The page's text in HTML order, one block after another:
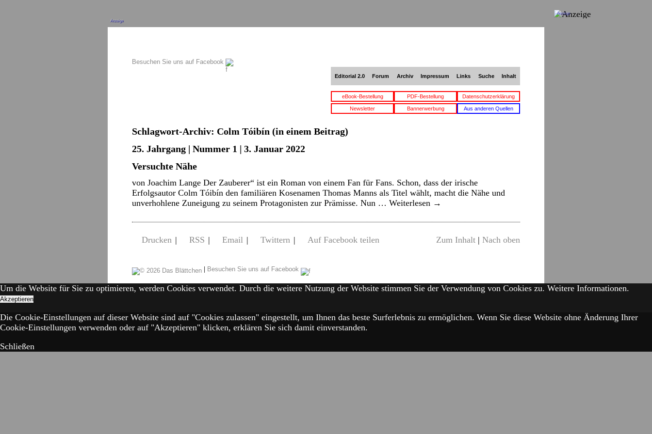
Anzeige
Besuchen Sie uns auf Facebook
Editorial 2.0 Forum Archiv Impressum Links Suche Inhalt
eBook-Bestellung PDF-Bestellung Datenschutzerklärung
Newsletter Bannerwerbung Aus anderen Quellen
Schlagwort-Archiv: Colm Tóibín (in einem Beitrag)
25. Jahrgang | Nummer 1 | 3. Januar 2022
Versuchte Nähe
von Joachim Lange Der Zauberer“ ist ein Roman von einem Fan für Fans. Schon, dass der irische
Erfolgsautor Colm Tóibín den familiären Kosenamen Thomas Manns als Titel wählt, macht die Nähe und
unverhohlene Zuneigung zu seinem Protagonisten zur Prämisse. Nun … Weiterlesen →
Drucken | RSS | Email | Twittern | Auf Facebook teilen Zum Inhalt | Nach oben
| Besuchen Sie uns auf Facebook
Anzeige
Um die Website für Sie zu optimieren, werden Cookies verwendet. Durch die weitere Nutzung der Website stimmen Sie der Verwendung von Cookies zu. Weitere Informationen.
Akzeptieren
Die Cookie-Einstellungen auf dieser Website sind auf "Cookies zulassen" eingestellt, um Ihnen das beste Surferlebnis zu ermöglichen. Wenn Sie diese Website ohne Änderung Ihrer
Cookie-Einstellungen verwenden oder auf "Akzeptieren" klicken, erklären Sie sich damit einverstanden.
Schließen